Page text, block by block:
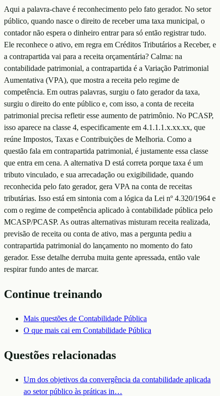
Aqui a palavra-chave é reconhecimento pelo fato gerador. No setor
público, quando nasce o direito de receber uma taxa municipal, o
contador não espera o dinheiro entrar para só então registrar tudo.
Ele reconhece o ativo, em regra em Créditos Tributários a Receber, e
a contrapartida vai para a receita orçamentária? Calma: na
contabilidade patrimonial, a contrapartida é a Variação Patrimonial
Aumentativa (VPA), que mostra a receita pelo regime de
competência. Em outras palavras, surgiu o fato gerador da taxa,
surgiu o direito do ente público e, com isso, a conta de receita
patrimonial precisa refletir esse aumento de patrimônio. No PCASP,
isso aparece na classe 4, especificamente em 4.1.1.1.x.xx.xx, que
reúne Impostos, Taxas e Contribuições de Melhoria. Como a
questão fala em contrapartida patrimonial, é justamente essa classe
que entra em cena. A alternativa D está correta porque taxa é um
tributo vinculado, e sua arrecadação ou exigibilidade, quando
reconhecida pelo fato gerador, gera VPA na conta de receitas
tributárias. Isso está em sintonia com a lógica da Lei nº 4.320/1964 e
com o regime de competência aplicado à contabilidade pública pelo
MCASP/PCASP. As outras alternativas misturam receita realizada,
previsão de receita ou conta de ativo, mas a pergunta pediu a
contrapartida patrimonial do lançamento no momento do fato
gerador. Esse detalhe derruba muita gente apressada, então vale
respirar fundo antes de marcar.
Continue treinando
Mais questões de Contabilidade Pública
O que mais cai em Contabilidade Pública
Questões relacionadas
Um dos objetivos da convergência da contabilidade aplicada
ao setor público às práticas in…